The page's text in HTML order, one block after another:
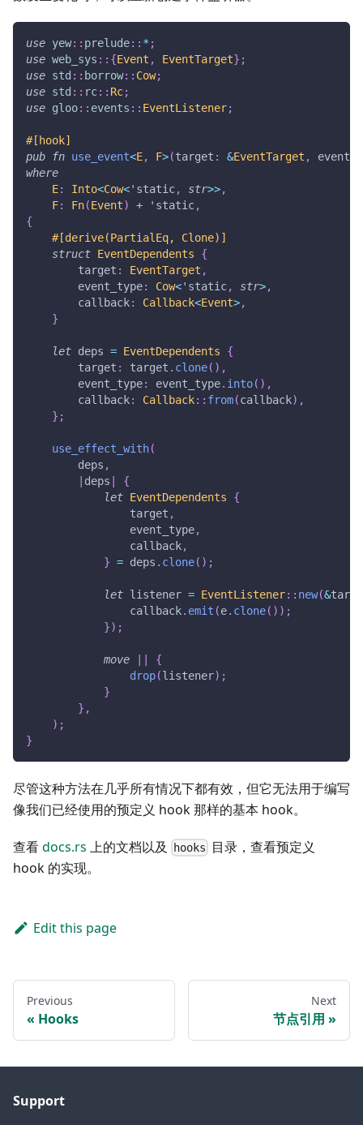
use yew:: prelude:: * ;
use web_sys :: {Event , EventTarget} ;
use std :: borrow:: Cow;
use std :: rc:: Rc;
use gloo:: events :: EventListener;
#[hook]
pub
fn use_event<E, F>(target : &EventTarget ,
where
E: Into<Cow<'static, str>>,
F: Fn(Event) + 'static,
{
#[derive(PartialEq, Clone)]
struct EventDependents
{
        target
: EventTarget ,
        event_type
: Cow<'static, str>,
        callback
: Callback<Event>,
}
let deps = EventDependents
{
        target
: target . clone( ) ,
        event_type
: event_type. into( ) ,
        callback
: Callback:: from(callback) ,
} ;
use_effect_with(
        deps
,
deps
{
let EventDependents
{
                target
,
                event_type
,
                callback
,
} = deps . clone( ) ;
let listener = EventListener:: new(&
                callback
. emit (e. clone( ) ) ;
}) ;
move
{
drop(listener) ;
}
} ,
) ;
}
尽管这种方法在几乎所有情况下都有效，但它无法用于编写
像我们已经使用的预定义 hook 那样的基本 hook。
查看docs.rs 上的文档以及 hooks
目录，查看预定义
hook 的实现。
Edit this page
Previous
Hooks
Next
节点引用
Support